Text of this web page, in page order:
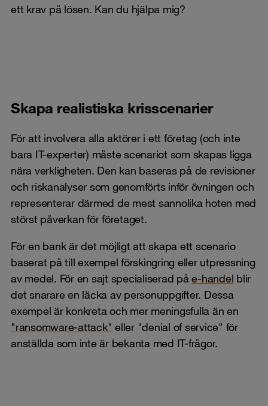
ett krav på lösen. Kan du hjälpa mig?
Skapa realistiska krisscenarier
För att involvera alla aktörer i ett företag (och inte
bara IT-experter) måste scenariot som skapas ligga
nära verkligheten. Den kan baseras på de revisioner
och riskanalyser som genomförts inför övningen och
representerar därmed de mest sannolika hoten med
störst påverkan för företaget.
För en bank är det möjligt att skapa ett scenario
baserat på till exempel förskingring eller utpressning
av medel. För en sajt specialiserad påe-handel blir
det snarare en läcka av personuppgifter. Dessa
exempel är konkreta och mer meningsfulla än en
"ransomware-attack" eller "denial of service" för
anställda som inte är bekanta med IT-frågor.